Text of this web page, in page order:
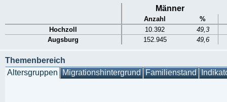
Männer
Anzahl
%
Hochzoll
10.392
49,3
Augsburg
152.945 49,6
Themenbereich
Altersgruppen Migrationshintergrund Familienstand